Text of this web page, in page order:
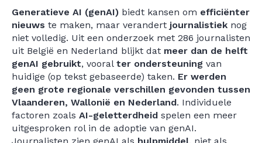
Generatieve AI (genAI) biedt kansen om efficiënter
nieuws te maken, maar verandert journalistiek nog
niet volledig. Uit een onderzoek met 286 journalisten
uit België en Nederland blijkt dat meer dan de helft
genAI gebruikt, vooral ter ondersteuning van
huidige (op tekst gebaseerde) taken. Er werden
geen grote regionale verschillen gevonden tussen
Vlaanderen, Wallonië en Nederland. Individuele
factoren zoals AI-geletterdheid spelen een meer
uitgesproken rol in de adoptie van genAI.